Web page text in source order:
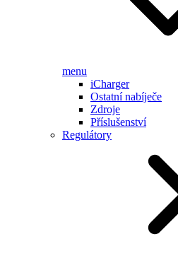
menu
iCharger
Ostatní nabíječe
Zdroje
Příslušenství
Regulátory